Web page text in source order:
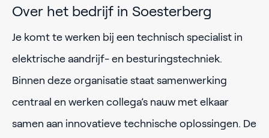
Over het bedrijf in Soesterberg
Je komt te werken bij een technisch specialist in
elektrische aandrijf- en besturingstechniek.
Binnen deze organisatie staat samenwerking
centraal en werken collega’s nauw met elkaar
samen aan innovatieve technische oplossingen. De